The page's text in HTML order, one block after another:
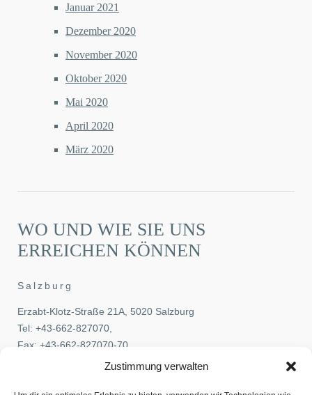
Zustimmung verwalten
Januar 2021
Dezember 2020
November 2020
Oktober 2020
Mai 2020
April 2020
März 2020
WO UND WIE SIE UNS
ERREICHEN KÖNNEN
Salzburg
Erzabt-Klotz-Straße 21A, 5020 Salzburg
Tel: +43-662-827070
Fax: +43-662-827070-70
office@pehb.at